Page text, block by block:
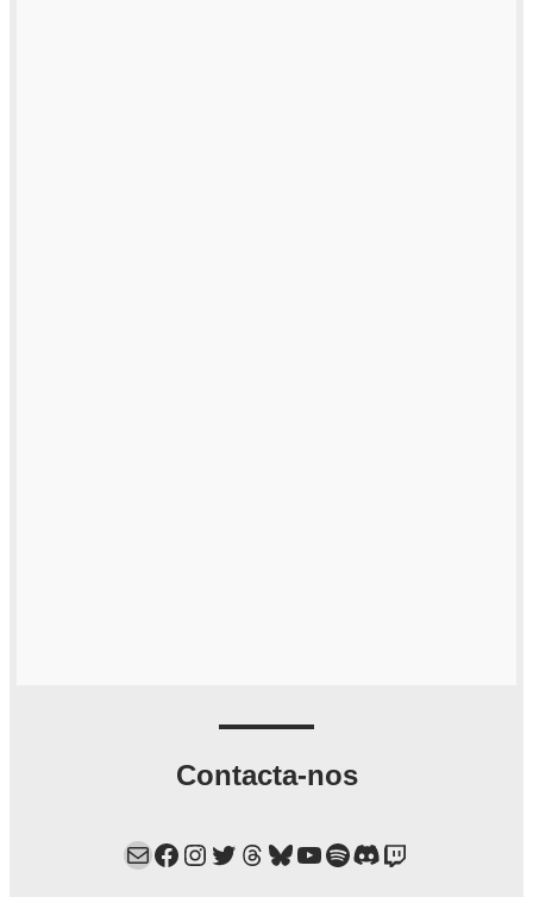
Contacta-nos
Mail Facebook Instagram Twitter Threads Bluesky YouTube Spotify Discord Twitch